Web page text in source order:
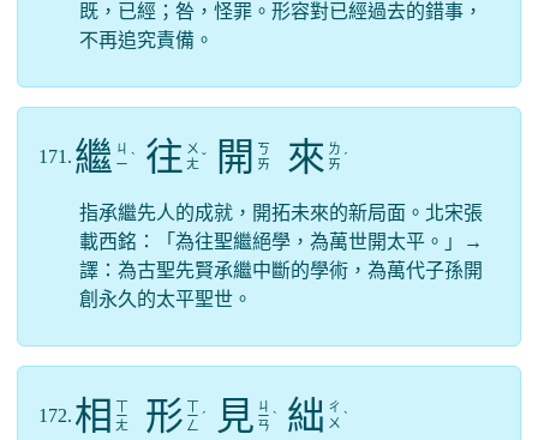
既，已經；咎，怪罪。形容對已經過去的錯事，
不再追究責備。
171. 繼 ㄐ
ㄧ ˋ 往 ㄨ
ㄤ ˇ 開
ㄎ
ㄞ
來 ㄌ
ㄞ ˊ
指承繼先人的成就，開拓未來的新局面。北宋張
載西銘：「為往聖繼絕學，為萬世開太平。」→
譯：為古聖先賢承繼中斷的學術，為萬代子孫開
創永久的太平聖世。
172. 相 ㄧ
ㄤ 形 ㄧ
ㄥ
ˊ 見 ㄐ
ㄧ
ㄢ
ˋ 絀 ㄔ
ㄨ ˋ